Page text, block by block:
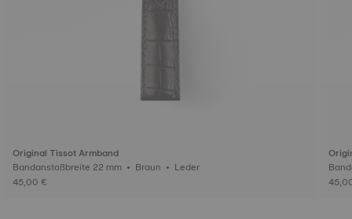
Original Tissot Armband
Bandanstoßbreite 22 mm • Braun • Leder
45,00 €